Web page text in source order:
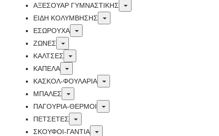
ΑΞΕΣΟΥΑΡ ΓΥΜΝΑΣΤΙΚΗΣ
Toggle
ΕΙΔΗ ΚΟΛΥΜΒΗΣΗΣ
Toggle
ΕΣΩΡΟΥΧΑ
Toggle
ΖΩΝΕΣ
Toggle
ΚΑΛΤΣΕΣ
Toggle
ΚΑΠΕΛΑ
Toggle
ΚΑΣΚΟΛ-ΦΟΥΛΑΡΙΑ
Toggle
ΜΠΑΛΕΣ
Toggle
ΠΑΓΟΥΡΙΑ-ΘΕΡΜΟΙ
Toggle
ΠΕΤΣΈΤΕΣ
Toggle
ΣΚΟΥΦΟΙ-ΓΑΝΤΙΑ
Toggle